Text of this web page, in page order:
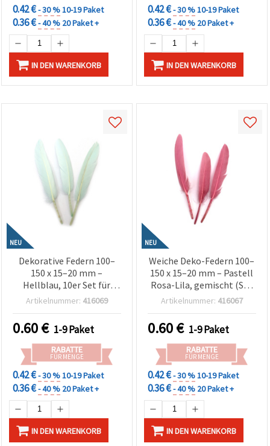
0.42 €- 30 %10-19 Paket
0.36 €- 40 % 20 Paket +
IN DEN WARENKORB
0.42 €- 30 %10-19 Paket
0.36 €- 40 % 20 Paket +
IN DEN WARENKORB
NEU
Dekorative Federn 100–
150 x 15–20 mm –
Hellblau, 10er Set für
Hochzeitsdeko,
Artikelnummer: 416069
0.60€ 1-9 Paket
RABATTE
FÜR MENGE
0.42 €- 30 %10-19 Paket
0.36 €- 40 % 20 Paket +
IN DEN WARENKORB
NEU
Weiche Deko-Federn 100–
150 x 15–20 mm – Pastell
Rosa-Lila, gemischt (Set
10) für Hochzeitsdeko,
elegante DIY-Projekte
Artikelnummer: 416067
0.60€ 1-9 Paket
RABATTE
FÜR MENGE
0.42 €- 30 %10-19 Paket
0.36 €- 40 % 20 Paket +
IN DEN WARENKORB